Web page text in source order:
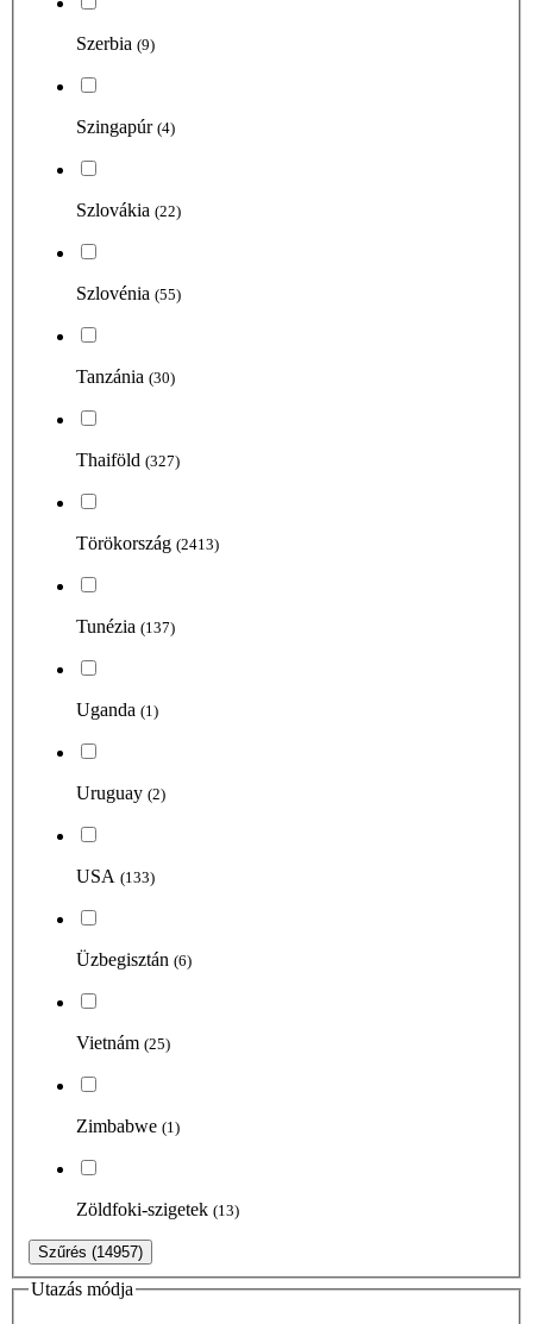
Szerbia (9)
Szingapúr (4)
Szlovákia (22)
Szlovénia (55)
Tanzánia (30)
Thaiföld (327)
Törökország (2413)
Tunézia (137)
Uganda (1)
Uruguay (2)
USA (133)
Üzbegisztán (6)
Vietnám (25)
Zimbabwe (1)
Zöldfoki-szigetek (13)
Szűrés (14957)
Utazás módja